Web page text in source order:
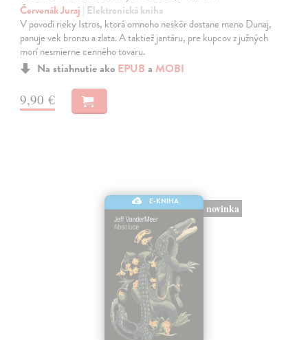
Červenák Juraj | Elektronická kniha
V povodí rieky Istros, ktorá omnoho neskôr dostane meno Dunaj,
panuje vek bronzu a zlata. A taktiež jantáru, pre kupcov z južných
morí nesmierne cenného tovaru.
Na stiahnutie ako EPUB a MOBI
9,90 €
E-KNIHA
novinka